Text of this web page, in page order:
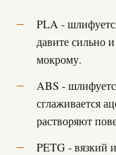
PLA -
давите сильно
мокрому.
ABS -
сглаживается
растворяют
PETG - вязкий